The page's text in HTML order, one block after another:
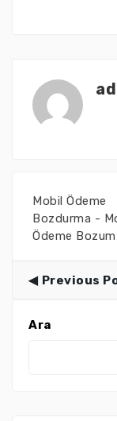
Mobil Ödeme
Bozdurma -
Ödeme Bozum
Previous
Ara